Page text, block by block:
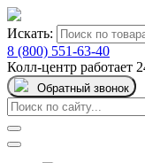
Искать:
8 (800) 551-63-40
Колл-центр работает
Обратный звонок